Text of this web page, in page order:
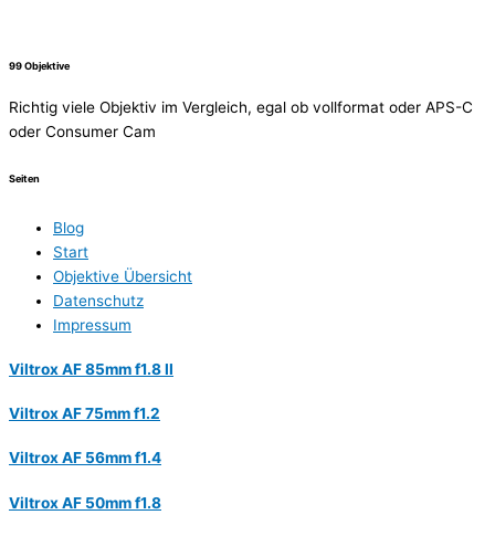
99 Objektive
Richtig viele Objektiv im Vergleich, egal ob vollformat oder APS-C
oder Consumer Cam
Seiten
Blog
Start
Objektive Übersicht
Datenschutz
Impressum
Viltrox AF 85mm f1.8 II
Viltrox AF 75mm f1.2
Viltrox AF 56mm f1.4
Viltrox AF 50mm f1.8